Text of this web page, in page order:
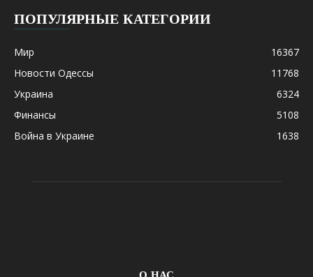
ПОПУЛЯРНЫЕ КАТЕГОРИИ
Мир
16367
Новости Одессы
11768
Украина
6324
Финансы
5108
Война в Украине
1638